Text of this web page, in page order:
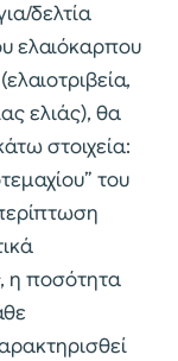
δελτία
ελαιόκαρπου
ελιάς), θα
στοιχεία:
του
η ποσότητα